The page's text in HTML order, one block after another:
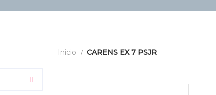
Inicio CARENS EX 7 PSJR